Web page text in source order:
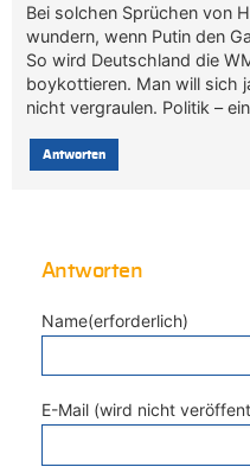
Bei solchen Sprüchen von
wundern, wenn Putin den
So wird Deutschland die
boykottieren. Man will sich
nicht vergraulen. Politik –
Antworten
Antworten
Name(erforderlich)
E-Mail (wird nicht